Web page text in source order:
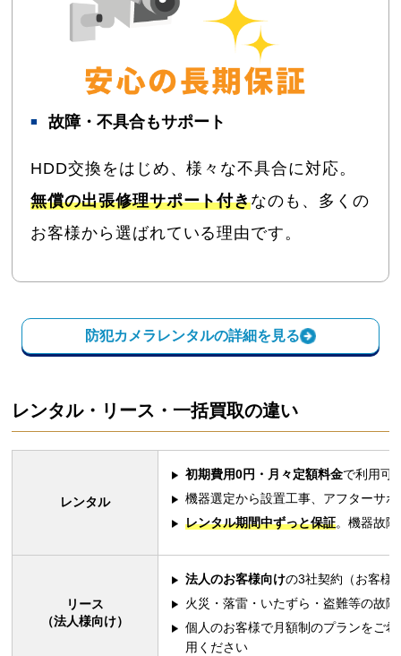
故障・不具合もサポート
HDD交換をはじめ、様々な不具合に対応。
無償の出張修理サポート付きなのも、多くの
お客様から選ばれている理由です。
防犯カメラレンタルの詳細を見る
レンタル・リース・一括買取の違い
レンタル
初期費用0円・月々定額料金で利用可
機器選定から設置工事、アフターサ
レンタル期間中ずっと保証。機器故
リース
（法人様向け）
法人のお客様向けの3社契約（お客様
火災・落雷・いたずら・盗難等の故
個人のお客様で月額制のプランをご
用ください